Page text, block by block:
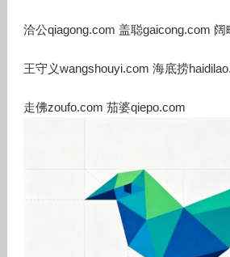
洽公qiagong.com 盖聪gaicong.com 阔
王守义wangshouyi.com 海底捞
走佛zoufo.com 茄婆qiepo.com